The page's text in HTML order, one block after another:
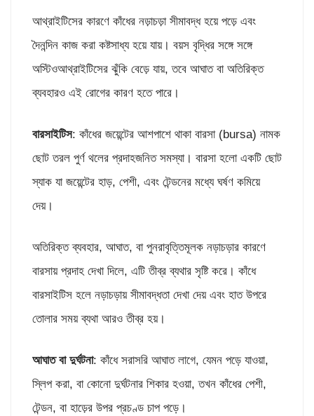
আথ্রাইটিসের কারণে কাঁধের নড়াচড়া সীমাবদ্ধ হয়ে পড়ে এবং
দৈনন্দিন কাজ করা কষ্টসাধ্য হয়ে যায়। বয়স বৃদ্ধির সঙ্গে সঙ্গে
অস্টিওআথ্রাইটিসের ঝুঁকি বেড়ে যায়, তবে আঘাত বা অতিরিক্ত
ব্যবহারও এই রোগের কারণ হতে পারে।
বারসাইটিস: কাঁধের জয়েন্টের আশপাশে থাকা বারসা (bursa) নামক
ছোট তরল পুর্ণ থলের প্রদাহজনিত সমস্যা। বারসা হলো একটি ছোট
স্যাক যা জয়েন্টের হাড়, পেশী, এবং টেন্ডনের মধ্যে ঘর্ষণ কমিয়ে
দেয়।
অতিরিক্ত ব্যবহার, আঘাত, বা পুনরাবৃত্তিমূলক নড়াচড়ার কারণে
বারসায় প্রদাহ দেখা দিলে, এটি তীব্র ব্যথার সৃষ্টি করে। কাঁধে
বারসাইটিস হলে নড়াচড়ায় সীমাবদ্ধতা দেখা দেয় এবং হাত উপরে
তোলার সময় ব্যথা আরও তীব্র হয়।
আঘাত বা দুর্ঘটনা: কাঁধে সরাসরি আঘাত লাগে, যেমন পড়ে যাওয়া,
স্লিপ করা, বা কোনো দুর্ঘটনার শিকার হওয়া, তখন কাঁধের পেশী,
টেন্ডন, বা হাড়ের উপর প্রচণ্ড চাপ পড়ে।